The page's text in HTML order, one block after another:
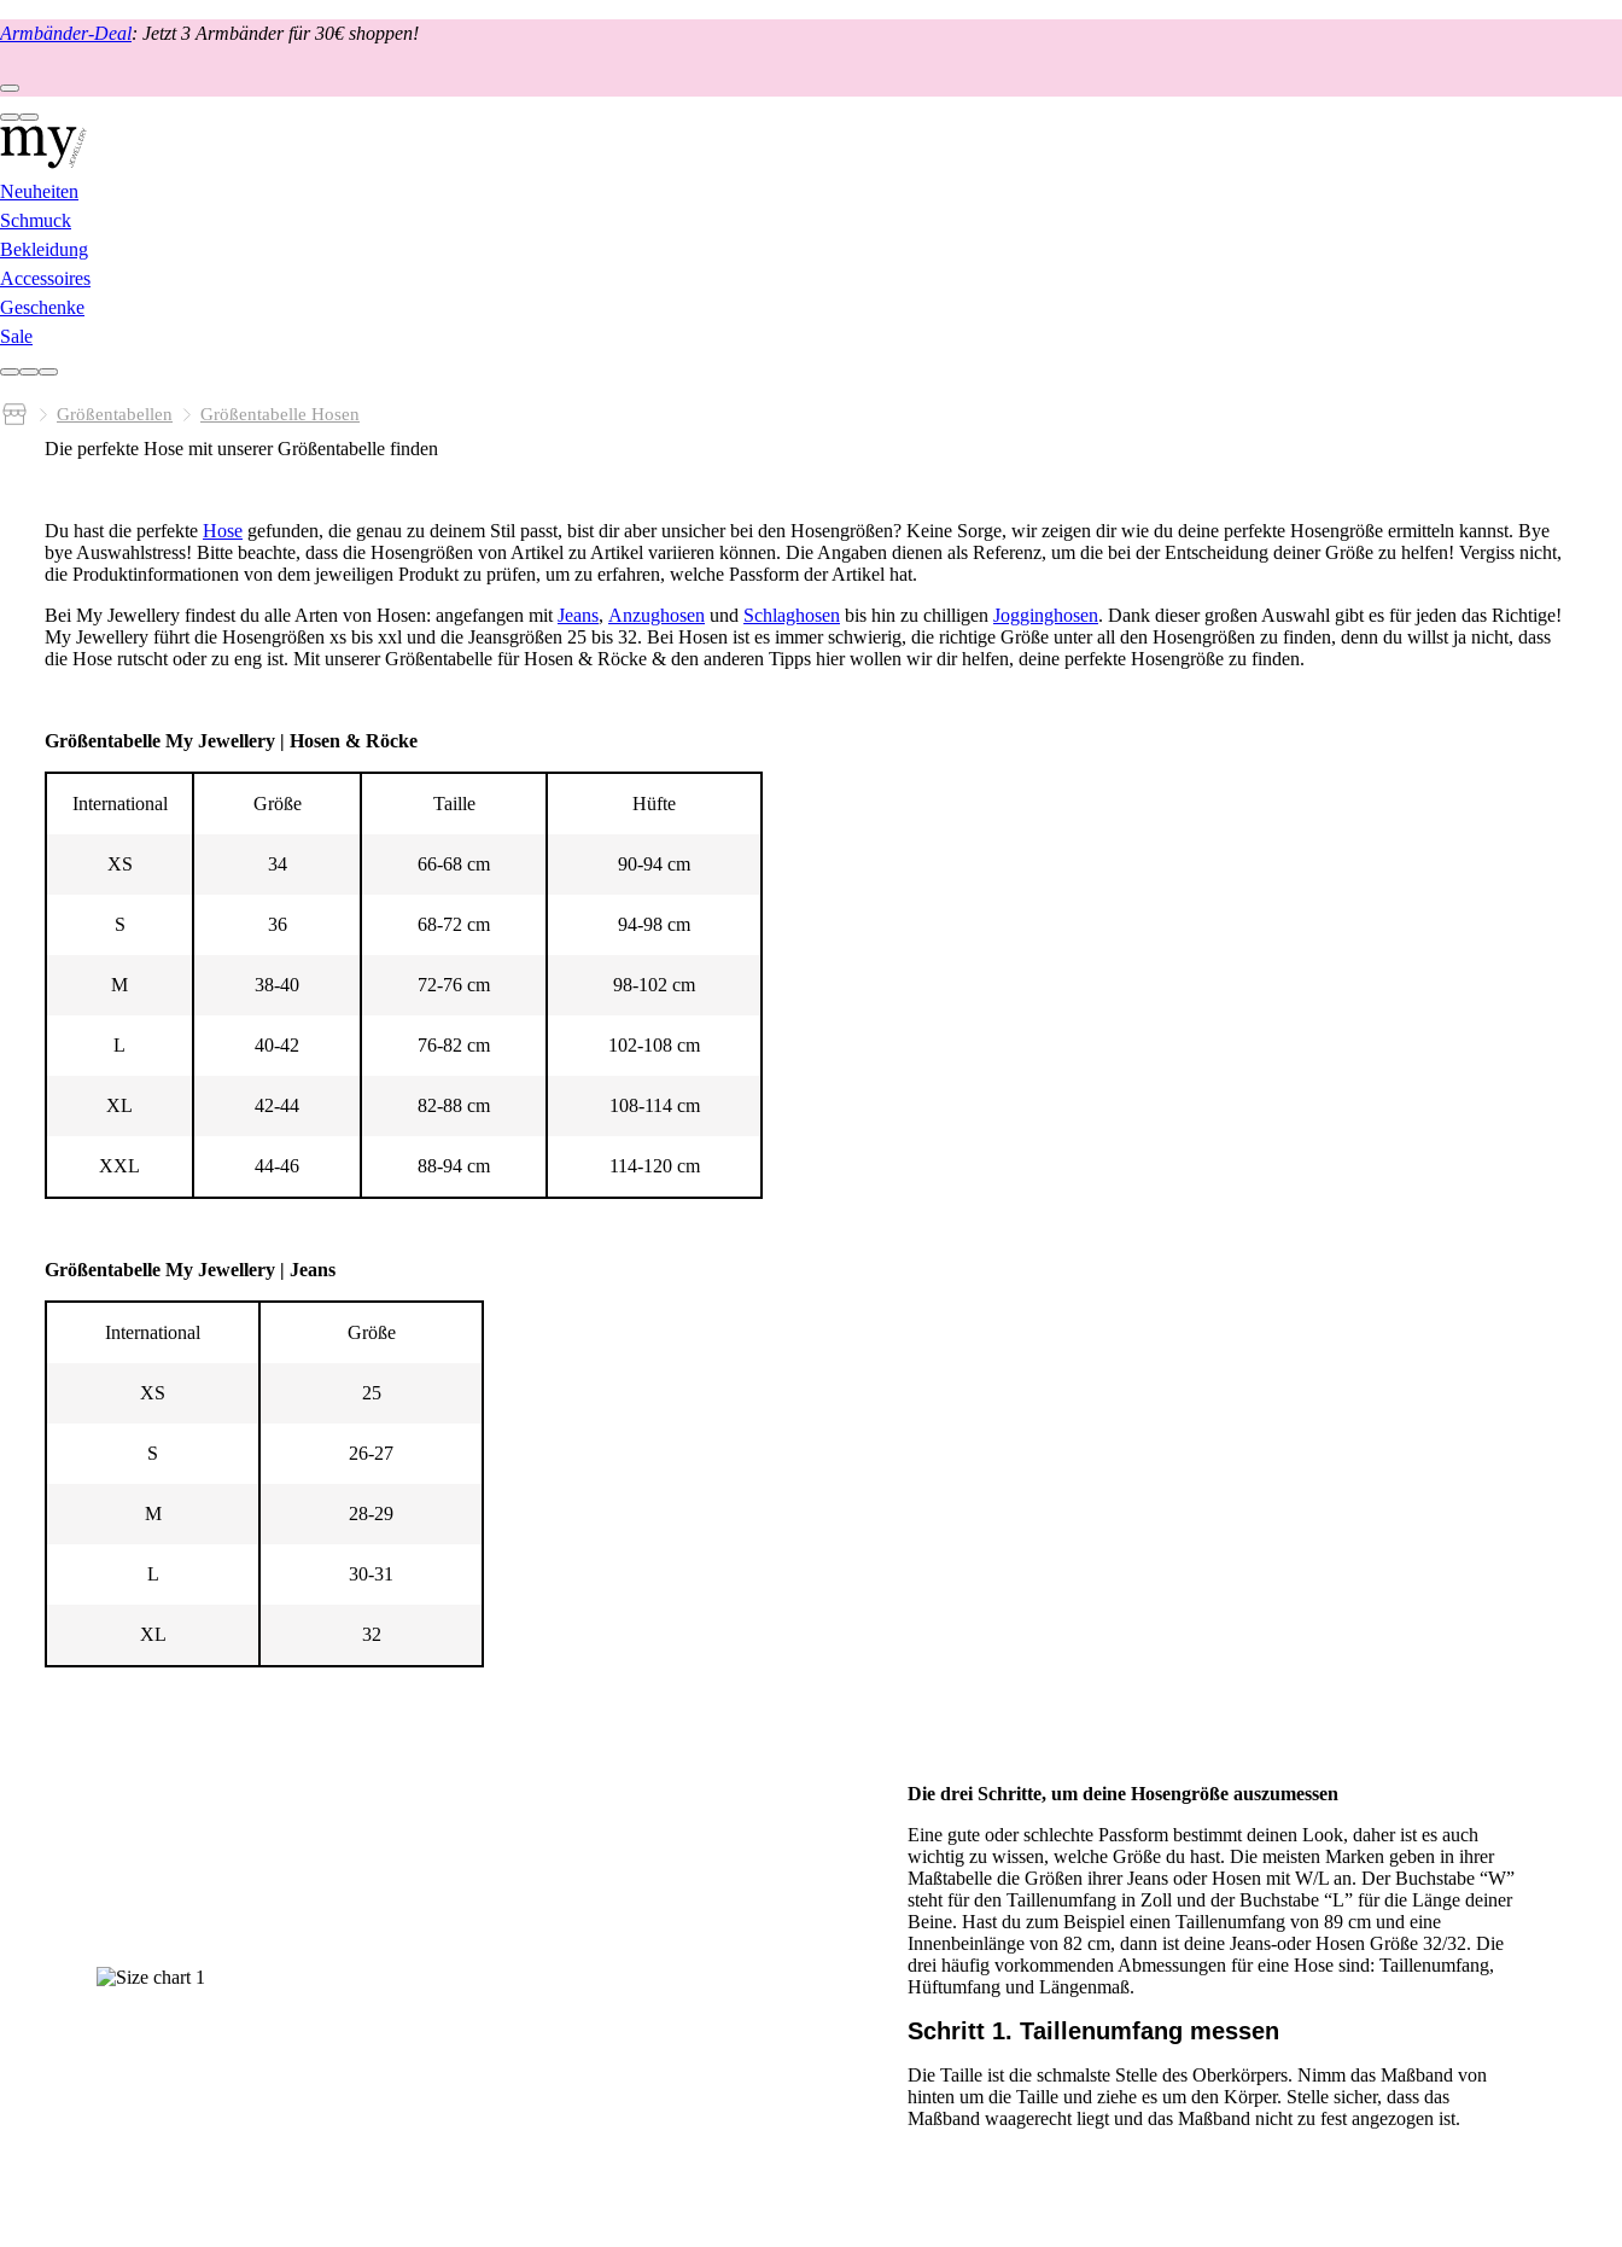
Armbänder-Deal: Jetzt 3 Armbänder für 30€ shoppen!
Neuheiten
Schmuck
Bekleidung
Accessoires
Geschenke
Sale
Größentabellen Größentabelle Hosen
Die perfekte Hose mit unserer Größentabelle finden
Du hast die perfekte Hose gefunden, die genau zu deinem Stil passt, bist dir aber unsicher bei den Hosengrößen? Keine Sorge, wir zeigen dir wie du deine perfekte Hosengröße ermitteln kannst. Bye
bye Auswahlstress! Bitte beachte, dass die Hosengrößen von Artikel zu Artikel variieren können. Die Angaben dienen als Referenz, um die bei der Entscheidung deiner Größe zu helfen! Vergiss nicht,
die Produktinformationen von dem jeweiligen Produkt zu prüfen, um zu erfahren, welche Passform der Artikel hat.
Bei My Jewellery findest du alle Arten von Hosen: angefangen mit Jeans, Anzughosen und Schlaghosen bis hin zu chilligen Jogginghosen. Dank dieser großen Auswahl gibt es für jeden das Richtige!
My Jewellery führt die Hosengrößen xs bis xxl und die Jeansgrößen 25 bis 32. Bei Hosen ist es immer schwierig, die richtige Größe unter all den Hosengrößen zu finden, denn du willst ja nicht, dass
die Hose rutscht oder zu eng ist. Mit unserer Größentabelle für Hosen & Röcke & den anderen Tipps hier wollen wir dir helfen, deine perfekte Hosengröße zu finden.
Größentabelle My Jewellery | Hosen & Röcke
International Größe Taille Hüfte
XS 34 66-68 cm 90-94 cm
S 36 68-72 cm 94-98 cm
M 38-40 72-76 cm 98-102 cm
L 40-42 76-82 cm 102-108 cm
XL 42-44 82-88 cm 108-114 cm
XXL 44-46 88-94 cm 114-120 cm
Größentabelle My Jewellery | Jeans
International Größe
XS 25
S 26-27
M 28-29
L 30-31
XL 32
Die drei Schritte, um deine Hosengröße auszumessen
Eine gute oder schlechte Passform bestimmt deinen Look, daher ist es auch
wichtig zu wissen, welche Größe du hast. Die meisten Marken geben in ihrer
Maßtabelle die Größen ihrer Jeans oder Hosen mit W/L an. Der Buchstabe “W”
steht für den Taillenumfang in Zoll und der Buchstabe “L” für die Länge deiner
Beine. Hast du zum Beispiel einen Taillenumfang von 89 cm und eine
Innenbeinlänge von 82 cm, dann ist deine Jeans-oder Hosen Größe 32/32. Die
drei häufig vorkommenden Abmessungen für eine Hose sind: Taillenumfang,
Hüftumfang und Längenmaß.
Schritt 1. Taillenumfang messen
Die Taille ist die schmalste Stelle des Oberkörpers. Nimm das Maßband von
hinten um die Taille und ziehe es um den Körper. Stelle sicher, dass das
Maßband waagerecht liegt und das Maßband nicht zu fest angezogen ist.